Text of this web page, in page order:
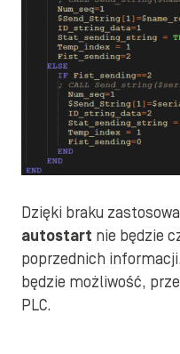
Dzięki braku
autostart nie będzie
poprzednich
będzie możliwość,
PLC.